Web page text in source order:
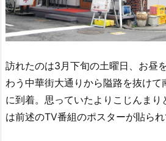
訪れたのは3月下旬の土曜日、お昼
わう中華街大通りから隘路を抜けて
に到着。思っていたよりこじんまり
は前述のTV番組のポスターが貼られ